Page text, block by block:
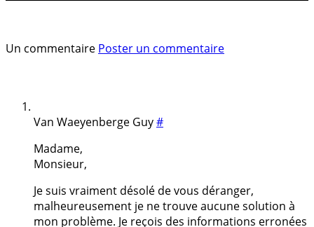
Un commentaire Poster un commentaire
Van Waeyenberge Guy#
Madame,
Monsieur,
Je suis vraiment désolé de vous déranger,
malheureusement je ne trouve aucune solution à
mon problème. Je reçois des informations erronées